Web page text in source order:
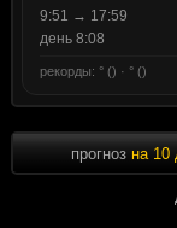
9:51 → 17:59
день 8:08
рекорды: ° () · ° ()
прогноз на 10